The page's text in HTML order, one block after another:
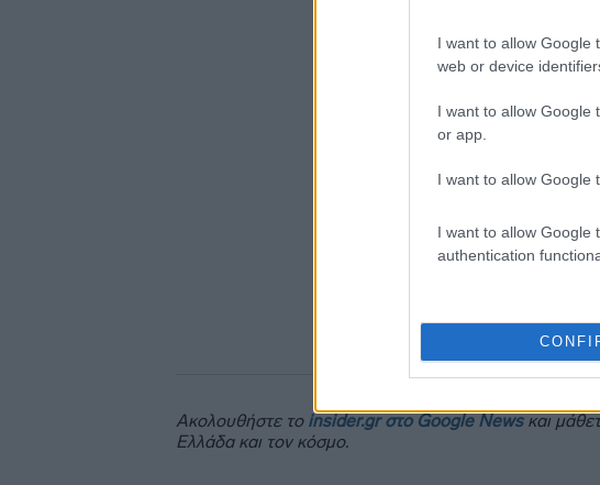
I want to allow Google
web or device
I want to allow Google
or app.
I want to allow Google
I want to allow Google
authentication
Ακολουθήστε το insider.gr στο Google Newsκαι
Ελλάδα και τον κόσμο.